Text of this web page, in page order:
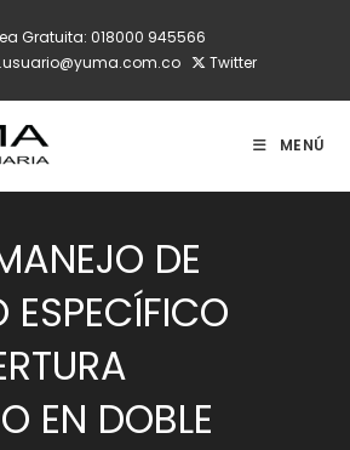
Gratuita: 018000 945566
Twitter
MENÚ
DE
ESPECÍFICO
EN DOBLE